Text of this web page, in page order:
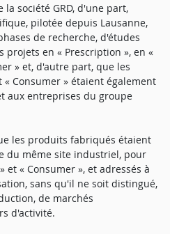
société GRD, d'une part,
pilotée depuis Lausanne,
de recherche, d'études
en « Prescription », en «
» et, d'autre part, que les
« Consumer » étaient également
aux entreprises du groupe
les produits fabriqués étaient
du même site industriel, pour
et « Consumer », et adressés à
sans qu'il ne soit distingué,
de marchés
d'activité.